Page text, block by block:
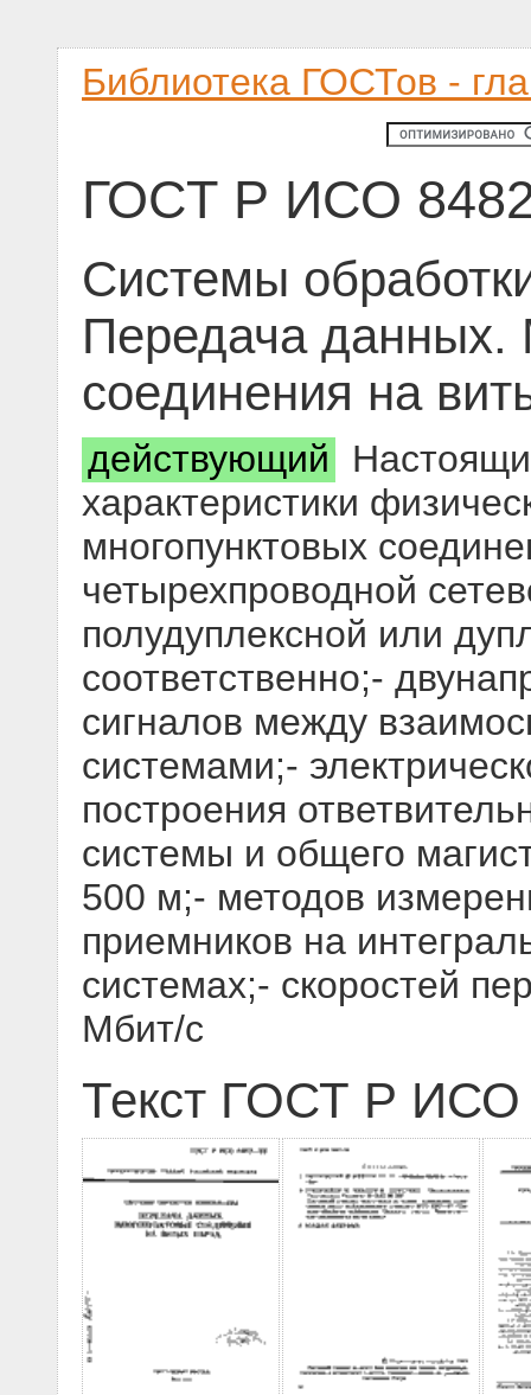
Библиотека ГОСТов -
ГОСТ Р ИСО
Системы
Передача данных.
соединения на
действующий
характеристики
многопунктовых
четырехпроводной
полудуплексной или
соответственно;-
сигналов между
системами;-
построения
системы и общего
500 м;- методов
приемников на
системах;- скоростей
Мбит/с
Текст ГОСТ Р ИСО